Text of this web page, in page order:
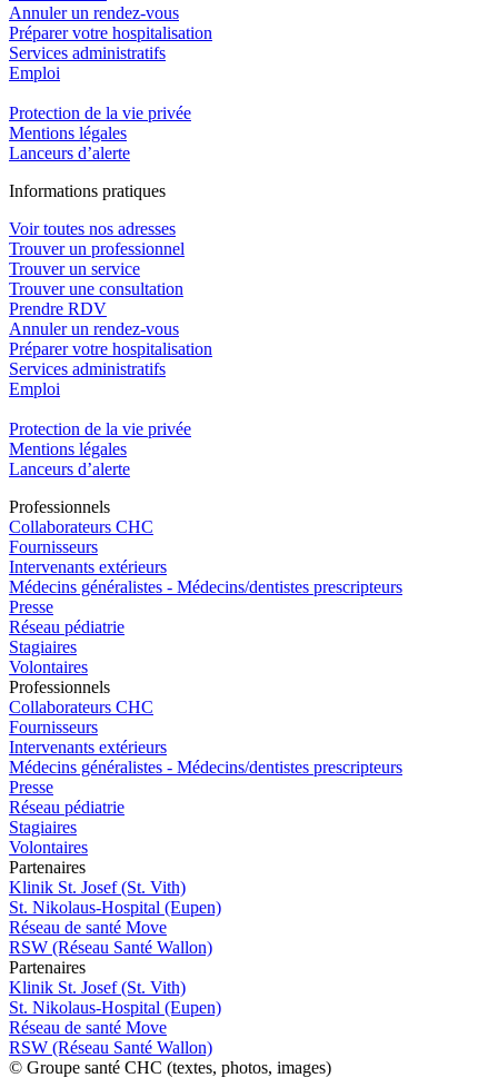
Annuler un rendez-vous
Préparer votre hospitalisation
Services administratifs
Emploi​
Protection de la vie privée
Mentions légales
Lanceurs d’alerte
Informations pratiques
Voir toutes nos adresses
Trouver un professionnel
Trouver un service
Trouver une consultation
Prendre RDV
Annuler un rendez-vous
Préparer votre hospitalisation
Services administratifs
Emploi​
Protection de la vie privée
Mentions légales
Lanceurs d’alerte
Professionnels
Collaborateurs CHC
Fournisseurs
Intervenants extérieurs
Médecins généralistes - Médecins/dentistes prescripteurs
Presse
Réseau pédiatrie
Stagiaires
Volontaires
Professionnels
Collaborateurs CHC
Fournisseurs
Intervenants extérieurs
Médecins généralistes - Médecins/dentistes prescripteurs
Presse
Réseau pédiatrie
Stagiaires
Volontaires
Partenaires
Klinik St. Josef (St. Vith)
St. Nikolaus-Hospital (Eupen)
Réseau de santé Move
RSW (Réseau Santé Wallon)
Partenaires
Klinik St. Josef (St. Vith)
St. Nikolaus-Hospital (Eupen)
Réseau de santé Move
RSW (Réseau Santé Wallon)
© Groupe santé CHC (textes, photos, images)